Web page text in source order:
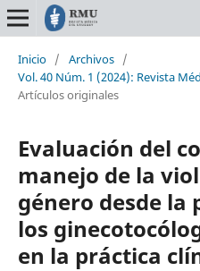
Inicio / Archivos /
Vol. 40 Núm. 1 (2024): Revista
Artículos originales
Evaluación del
manejo de la
género desde la
los
en la práctica